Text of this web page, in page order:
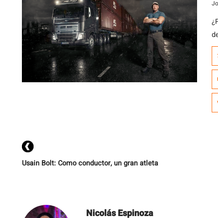
Usain Bolt: Como conductor, un gran atleta
Nicolás Espinoza